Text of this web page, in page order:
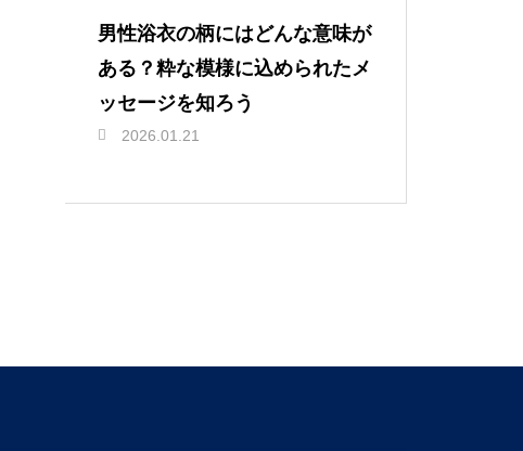
男性浴衣の柄にはどんな意味が
ある？粋な模様に込められたメ
ッセージを知ろう
2026.01.21